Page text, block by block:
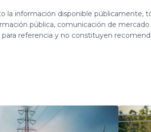
la información disponible públicamente,
pública, comunicación de
referencia y no constituyen